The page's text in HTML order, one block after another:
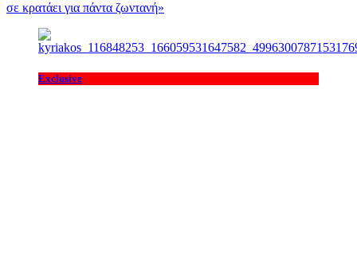
σε κρατάει για πάντα ζωντανή»
Exclusive